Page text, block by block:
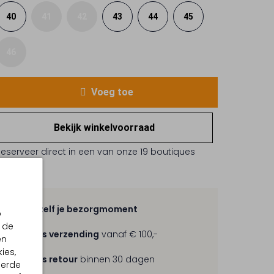
40 43 44 45
Voeg toe
Bekijk winkelvoorraad
direct in een van onze 19 boutiques
Kies zelf je bezorgmoment
Gratis verzending vanaf € 100,-
Gratis retour binnen 30 dagen